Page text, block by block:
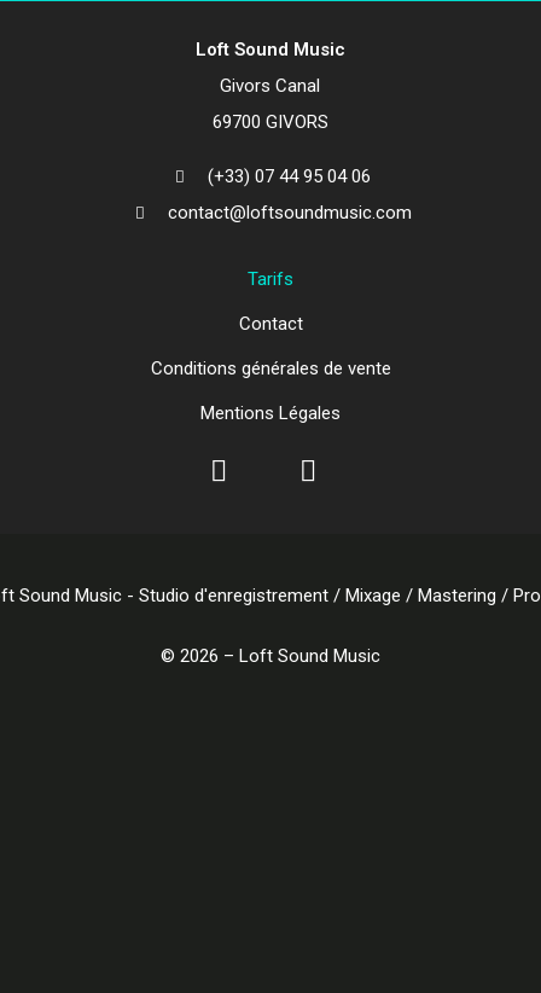
Loft Sound Music
Givors Canal
69700 GIVORS
(+33) 07 44 95 04 06
contact@loftsoundmusic.com
Tarifs
Contact
Conditions générales de vente
Mentions Légales
© 2026 – Loft Sound Music